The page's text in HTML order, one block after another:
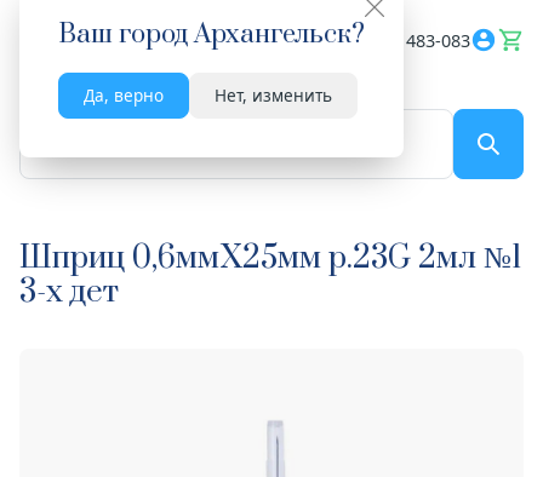
Ваш городАрхангельск?
Да, верно Нет, изменить
Весь сайт 8182 483-083
Шприц 0,6ммX25мм р.23G 2мл №1
3-х дет